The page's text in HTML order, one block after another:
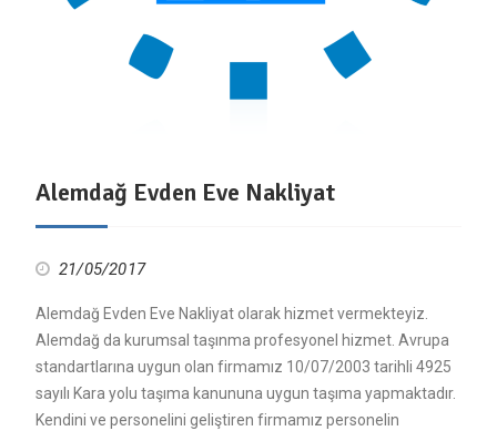
Alemdağ Evden Eve Nakliyat
21/05/2017
Alemdağ Evden Eve Nakliyat olarak hizmet vermekteyiz.
Alemdağ da kurumsal taşınma profesyonel hizmet. Avrupa
standartlarına uygun olan firmamız 10/07/2003 tarihli 4925
sayılı Kara yolu taşıma kanununa uygun taşıma yapmaktadır.
Kendini ve personelini geliştiren firmamız personelin